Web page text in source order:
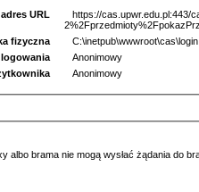
URL
https://cas.upwr.edu.pl:443/
fizyczna
C:\inetpub\wwwroot\cas\login
Anonimowy
Anonimowy
albo brama nie mogą wysłać żądania